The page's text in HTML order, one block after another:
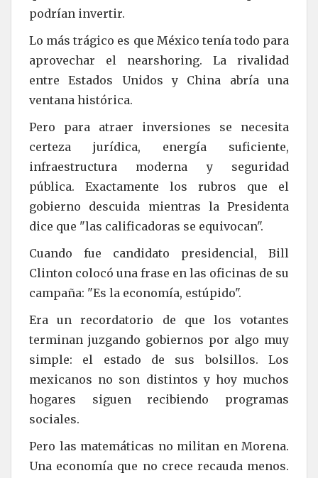
podrían invertir.
Lo más trágico es que México tenía todo para
aprovechar el nearshoring. La rivalidad
entre Estados Unidos y China abría una
ventana histórica.
Pero para atraer inversiones se necesita
certeza jurídica, energía suficiente,
infraestructura moderna y seguridad
pública. Exactamente los rubros que el
gobierno descuida mientras la Presidenta
dice que "las calificadoras se equivocan".
Cuando fue candidato presidencial, Bill
Clinton colocó una frase en las oficinas de su
campaña: "Es la economía, estúpido".
Era un recordatorio de que los votantes
terminan juzgando gobiernos por algo muy
simple: el estado de sus bolsillos. Los
mexicanos no son distintos y hoy muchos
hogares siguen recibiendo programas
sociales.
Pero las matemáticas no militan en Morena.
Una economía que no crece recauda menos.